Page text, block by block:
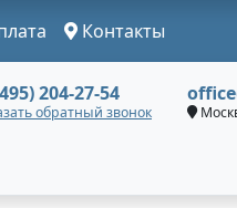
Контакты
204-27-54
обратный звонок